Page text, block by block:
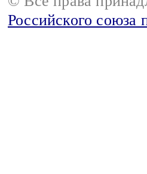
Российского союза